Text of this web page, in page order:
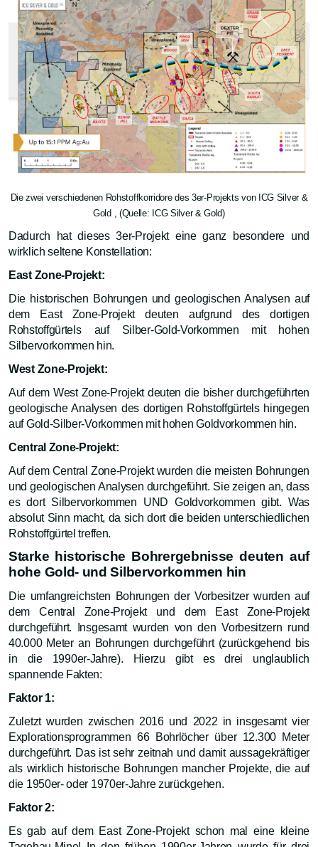
Die zwei verschiedenen Rohstoffkorridore des 3er-Projekts von ICG Silver &
Gold , (Quelle: ICG Silver & Gold)
Dadurch hat dieses 3er-Projekt eine ganz besondere und
wirklich seltene Konstellation:
East Zone-Projekt:
Die historischen Bohrungen und geologischen Analysen auf
dem East Zone-Projekt deuten aufgrund des dortigen
Rohstoffgürtels auf Silber-Gold-Vorkommen mit hohen
Silbervorkommen hin.
West Zone-Projekt:
Auf dem West Zone-Projekt deuten die bisher durchgeführten
geologische Analysen des dortigen Rohstoffgürtels hingegen
auf Gold-Silber-Vorkommen mit hohen Goldvorkommen hin.
Central Zone-Projekt:
Auf dem Central Zone-Projekt wurden die meisten Bohrungen
und geologischen Analysen durchgeführt. Sie zeigen an, dass
es dort Silbervorkommen UND Goldvorkommen gibt. Was
absolut Sinn macht, da sich dort die beiden unterschiedlichen
Rohstoffgürtel treffen.
Starke historische Bohrergebnisse deuten auf
hohe Gold- und Silbervorkommen hin
Die umfangreichsten Bohrungen der Vorbesitzer wurden auf
dem Central Zone-Projekt und dem East Zone-Projekt
durchgeführt. Insgesamt wurden von den Vorbesitzern rund
40.000 Meter an Bohrungen durchgeführt (zurückgehend bis
in die 1990er-Jahre). Hierzu gibt es drei unglaublich
spannende Fakten:
Faktor 1:
Zuletzt wurden zwischen 2016 und 2022 in insgesamt vier
Explorationsprogrammen 66 Bohrlöcher über 12.300 Meter
durchgeführt. Das ist sehr zeitnah und damit aussagekräftiger
als wirklich historische Bohrungen mancher Projekte, die auf
die 1950er- oder 1970er-Jahre zurückgehen.
Faktor 2:
Es gab auf dem East Zone-Projekt schon mal eine kleine